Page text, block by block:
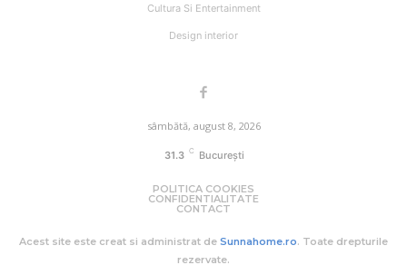
Cultura Si Entertainment
Design interior
sâmbătă, august 8, 2026
31.3 C București
POLITICA COOKIES
CONFIDENTIALITATE
CONTACT
Acest site este creat si administrat de Sunnahome.ro. Toate drepturile
rezervate.